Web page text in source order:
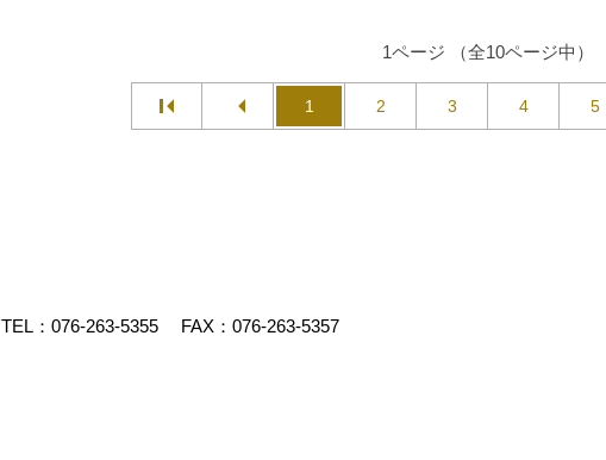
1ページ （全10ページ中）
1 2 3 4 5
TEL： 076-263-5355
FAX：076-263-5357